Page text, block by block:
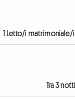
1 Letto/i matrimoniale/
Tra 3